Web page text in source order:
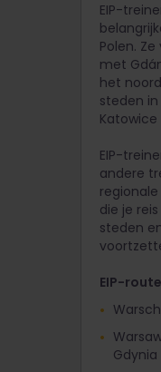
EIP-
Polen.
met
het
steden in
Katowice
EIP-
andere
die je
steden
EIP-
Gdynia